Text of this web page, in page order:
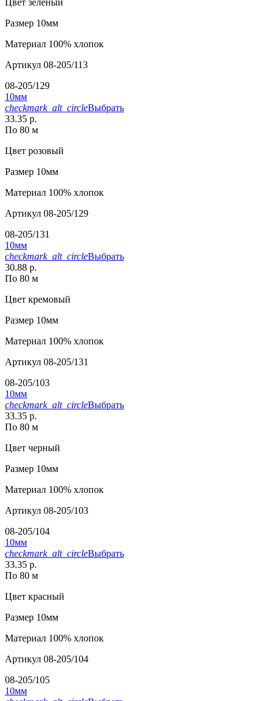
Цвет зеленый
Размер 10мм
Материал 100% хлопок
Артикул 08-205/113
08-205/129
10мм
checkmark_alt_circleВыбрать
33.35 р.
По 80 м
Цвет розовый
Размер 10мм
Материал 100% хлопок
Артикул 08-205/129
08-205/131
10мм
checkmark_alt_circleВыбрать
30.88 р.
По 80 м
Цвет кремовый
Размер 10мм
Материал 100% хлопок
Артикул 08-205/131
08-205/103
10мм
checkmark_alt_circleВыбрать
33.35 р.
По 80 м
Цвет черный
Размер 10мм
Материал 100% хлопок
Артикул 08-205/103
08-205/104
10мм
checkmark_alt_circleВыбрать
33.35 р.
По 80 м
Цвет красный
Размер 10мм
Материал 100% хлопок
Артикул 08-205/104
08-205/105
10мм